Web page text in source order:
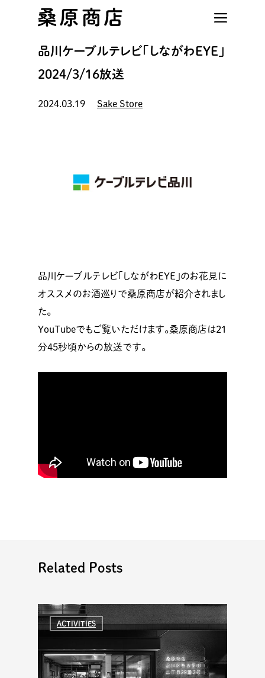
品川ケーブルテレビ「しながわEYE」
2024/3/16放送
2024.03.19 Sake Store
品川ケーブルテレビ「しながわEYE」のお花見に
オススメのお酒巡りで桑原商店が紹介されまし
た。
YouTubeでもご覧いただけます。桑原商店は21
分45秒頃からの放送です。
Related Posts
ACTIVITIES